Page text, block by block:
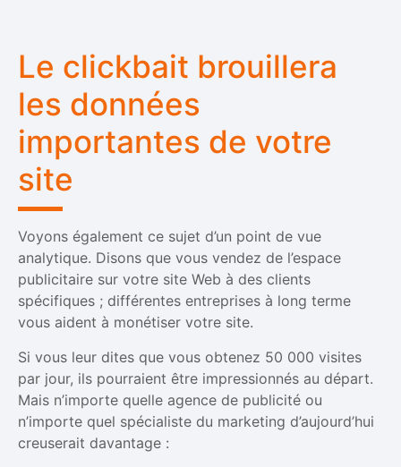
Le clickbait brouillera
les données
importantes de votre
site
Voyons également ce sujet d’un point de vue
analytique. Disons que vous vendez de l’espace
publicitaire sur votre site Web à des clients
spécifiques ; différentes entreprises à long terme
vous aident à monétiser votre site.
Si vous leur dites que vous obtenez 50 000 visites
par jour, ils pourraient être impressionnés au départ.
Mais n’importe quelle agence de publicité ou
n’importe quel spécialiste du marketing d’aujourd’hui
creuserait davantage :